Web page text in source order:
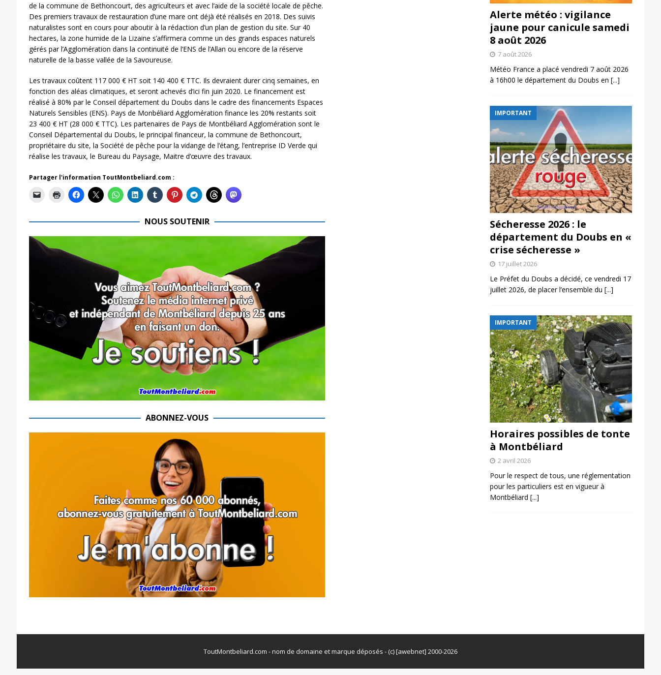
de la commune de Bethoncourt, des agriculteurs et avec l’aide de la société locale de pêche.
Des premiers travaux de restauration d’une mare ont déjà été réalisés en 2018. Des suivis
naturalistes sont en cours pour aboutir à la rédaction d’un plan de gestion du site. Sur 40
hectares, la zone humide de la Lizaine s’affirmera comme un des grands espaces naturels
gérés par l’Agglomération dans la continuité de l’ENS de l’Allan ou encore de la réserve
naturelle de la basse vallée de la Savoureuse.
Les travaux coûtent 117 000 € HT soit 140 400 € TTC. Ils devraient durer cinq semaines, en
fonction des aléas climatiques, et seront achevés d’ici fin juin 2020. Le financement est
réalisé à 80% par le Conseil département du Doubs dans le cadre des financements Espaces
Naturels Sensibles (ENS). Pays de Monbéliard Agglomération finance les 20% restants soit
23 400 € HT (28 000 € TTC). Les partenaires de Pays de Montbéliard Agglomération sont le
Conseil Départemental du Doubs, le principal financeur, la commune de Bethoncourt,
propriétaire du site, la Société de pêche pour la vidange de l’étang, l’entreprise ID Verde qui
réalise les travaux, le Bureau du Paysage, Maitre d’œuvre des travaux.
Partager l'information ToutMontbeliard.com :
NOUS SOUTENIR
ABONNEZ-VOUS
Alerte météo : vigilance
jaune pour canicule samedi
8 août 2026
7 août 2026
Météo France a placé vendredi 7 août 2026
à 16h00 le département du Doubs en [...]
IMPORTANT
Sécheresse 2026 : le
département du Doubs en «
crise sécheresse »
17 juillet 2026
Le Préfet du Doubs a décidé, ce vendredi 17
juillet 2026, de placer l’ensemble du [...]
IMPORTANT
Horaires possibles de tonte
à Montbéliard
2 avril 2026
Pour le respect de tous, une réglementation
pour les particuliers est en vigueur à
Montbéliard [...]
ToutMontbeliard.com - nom de domaine et marque déposés - (c) [awebnet] 2000-2026